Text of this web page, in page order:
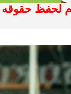
لحفظ حقوقه